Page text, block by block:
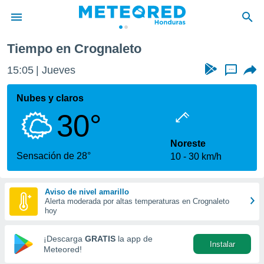
de
ha sido
calidad.
a este
las
y
forma
digital
basada
Tiempo en Crognaleto
15:05 Jueves ...
Nubes y claros
30°
Sensación de 28°
Noreste
10
30 km/h
Aviso de nivel amarillo
Alerta moderada por altas temperaturas en Crognaleto
hoy
¡Descarga GRATIS la app de
Meteored!
Instalar